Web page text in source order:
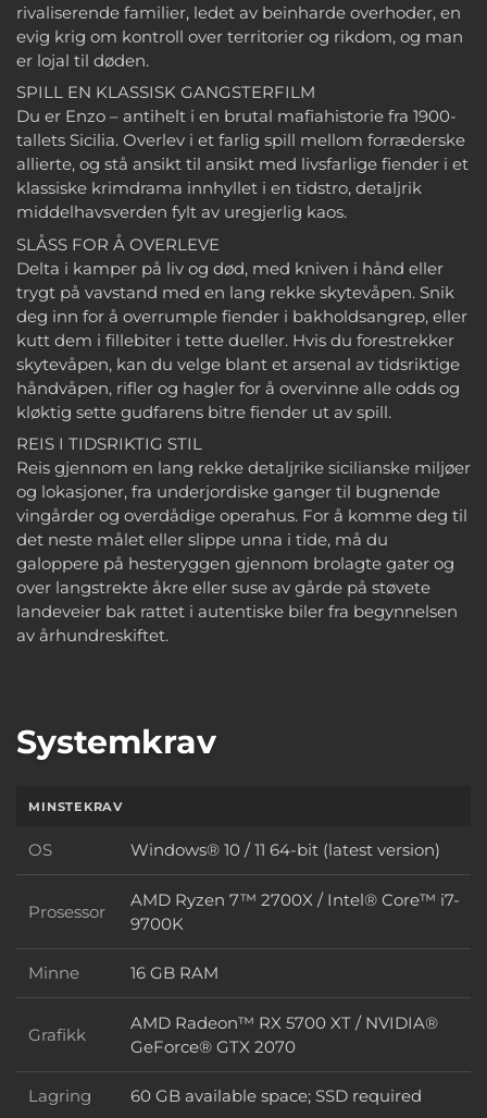
rivaliserende familier, ledet av beinharde overhoder, en
evig krig om kontroll over territorier og rikdom, og man
er lojal til døden.
SPILL EN KLASSISK GANGSTERFILM
Du er Enzo – antihelt i en brutal mafiahistorie fra 1900-
tallets Sicilia. Overlev i et farlig spill mellom forræderske
allierte, og stå ansikt til ansikt med livsfarlige fiender i et
klassiske krimdrama innhyllet i en tidstro, detaljrik
middelhavsverden fylt av uregjerlig kaos.
SLÅSS FOR Å OVERLEVE
Delta i kamper på liv og død, med kniven i hånd eller
trygt på vavstand med en lang rekke skytevåpen. Snik
deg inn for å overrumple fiender i bakholdsangrep, eller
kutt dem i fillebiter i tette dueller. Hvis du forestrekker
skytevåpen, kan du velge blant et arsenal av tidsriktige
håndvåpen, rifler og hagler for å overvinne alle odds og
kløktig sette gudfarens bitre fiender ut av spill.
REIS I TIDSRIKTIG STIL
Reis gjennom en lang rekke detaljrike sicilianske miljøer
og lokasjoner, fra underjordiske ganger til bugnende
vingårder og overdådige operahus. For å komme deg til
det neste målet eller slippe unna i tide, må du
galoppere på hesteryggen gjennom brolagte gater og
over langstrekte åkre eller suse av gårde på støvete
landeveier bak rattet i autentiske biler fra begynnelsen
av århundreskiftet.
Systemkrav
MINSTEKRAV
OS OS
Windows® 10 / 11 64-bit (latest version)
Prosessor Prosessor
AMD Ryzen 7™ 2700X / Intel® Core™ i7-
9700K
Minne Minne
16 GB RAM
Grafikk Grafikk
AMD Radeon™ RX 5700 XT / NVIDIA®
GeForce® GTX 2070
Lagring Lagring
60 GB available space; SSD required